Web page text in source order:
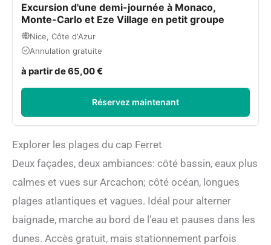
Excursion d'une demi-journée à Monaco,
Monte-Carlo et Eze Village en petit groupe
Nice, Côte d'Azur
Annulation gratuite
à partir de 65,00 €
Réservez maintenant
Explorer les plages du cap Ferret
Deux façades, deux ambiances: côté bassin, eaux plus
calmes et vues sur Arcachon; côté océan, longues
plages atlantiques et vagues. Idéal pour alterner
baignade, marche au bord de l’eau et pauses dans les
dunes. Accès gratuit, mais stationnement parfois